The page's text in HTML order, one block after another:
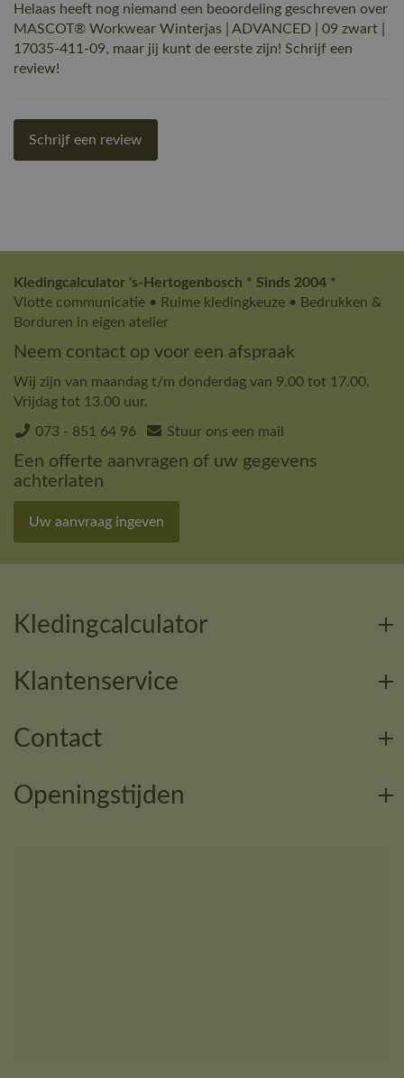
Helaas heeft nog niemand een beoordeling geschreven over
MASCOT® Workwear Winterjas | ADVANCED | 09 zwart |
17035-411-09, maar jij kunt de eerste zijn! Schrijf een
review!
Schrijf een review
Kledingcalculator 's-Hertogenbosch * Sinds 2004 *
Vlotte communicatie • Ruime kledingkeuze • Bedrukken &
Borduren in eigen atelier
Neem contact op voor een afspraak
Wij zijn van maandag t/m donderdag van 9.00 tot 17.00.
Vrijdag tot 13.00 uur.
073 - 851 64 96 Stuur ons een mail
Een offerte aanvragen of uw gegevens
achterlaten
Uw aanvraag ingeven
Kledingcalculator
Klantenservice
Contact
Openingstijden